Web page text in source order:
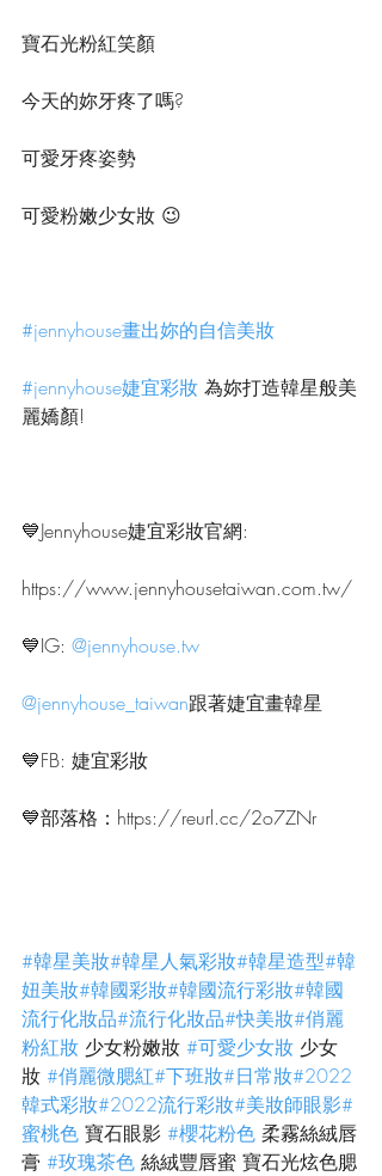
寶石光粉紅笑顏
今天的妳牙疼了嗎?
可愛牙疼姿勢
可愛粉嫩少女妝 😉
#jennyhouse畫出妳的自信美妝
#jennyhouse婕宜彩妝 為妳打造韓星般美
麗嬌顏!
💙Jennyhouse婕宜彩妝官網:
https://www.jennyhousetaiwan.com.tw/
💙IG: @jennyhouse.tw
@jennyhouse_taiwan跟著婕宜畫韓星
💙FB: 婕宜彩妝
💙部落格：https://reurl.cc/2o7ZNr
#韓星美妝#韓星人氣彩妝#韓星造型#韓
妞美妝#韓國彩妝#韓國流行彩妝#韓國
流行化妝品#流行化妝品#快美妝#俏麗
粉紅妝 少女粉嫩妝 #可愛少女妝 少女
妝 #俏麗微腮紅#下班妝#日常妝#2022
韓式彩妝#2022流行彩妝#美妝師眼影#
蜜桃色 寶石眼影 #櫻花粉色 柔霧絲絨唇
膏 #玫瑰茶色 絲絨豐唇蜜 寶石光炫色腮